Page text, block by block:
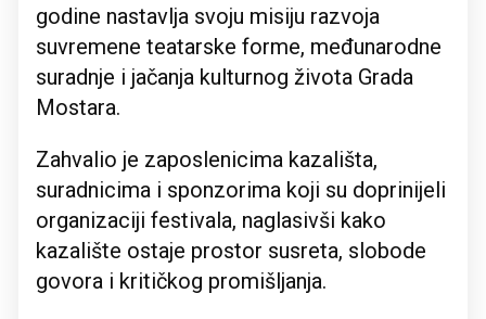
godine nastavlja svoju misiju razvoja
suvremene teatarske forme, međunarodne
suradnje i jačanja kulturnog života Grada
Mostara.
Zahvalio je zaposlenicima kazališta,
suradnicima i sponzorima koji su doprinijeli
organizaciji festivala, naglasivši kako
kazalište ostaje prostor susreta, slobode
govora i kritičkog promišljanja.